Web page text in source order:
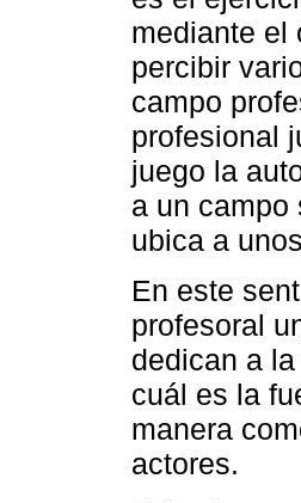
mediante el
percibir
campo
profesional
juego la
a un campo
ubica a
En este
profesoral
dedican a
cuál es la
manera
actores.